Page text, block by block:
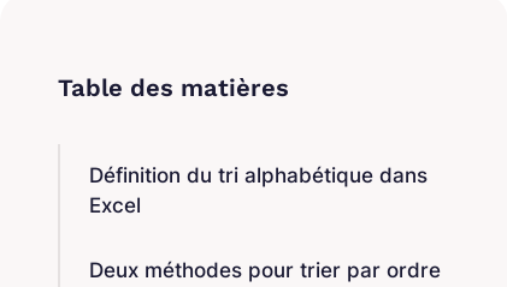
Définition du tri alphabétique dans
Excel
Deux méthodes pour trier par ordre